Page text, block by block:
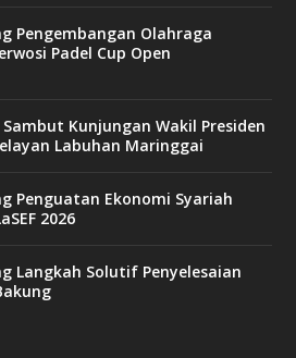
Pengembangan Olahraga
Padel Cup Open
Kunjungan Wakil Presiden
Labuhan Maringgai
Penguatan Ekonomi Syariah
2026
Langkah Solutif Penyelesaian